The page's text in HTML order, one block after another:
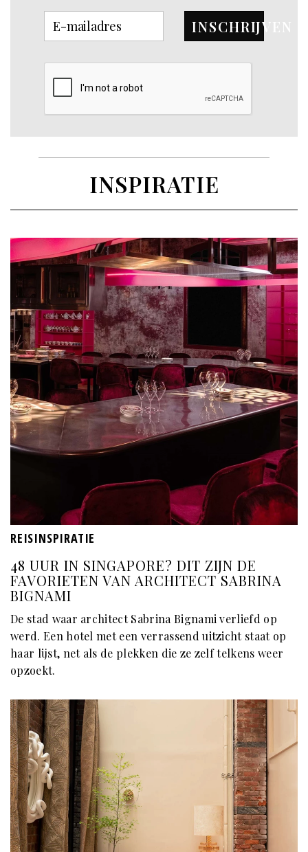
INSCHRIJVEN
INSPIRATIE
REISINSPIRATIE
48 UUR IN SINGAPORE? DIT ZIJN DE
FAVORIETEN VAN ARCHITECT SABRINA
BIGNAMI
De stad waar architect Sabrina Bignami verliefd op
werd. Een hotel met een verrassend uitzicht staat op
haar lijst, net als de plekken die ze zelf telkens weer
opzoekt.